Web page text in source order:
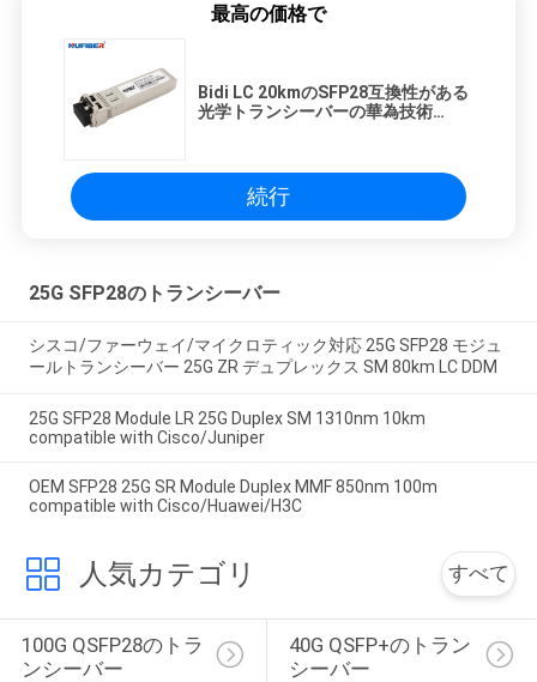
最高の価格で
Bidi LC 20kmのSFP28互換性がある
光学トランシーバーの華為技術
続行
25G SFP28のトランシーバー
シスコ/ファーウェイ/マイクロティック対応 25G SFP28 モジュ
ールトランシーバー 25G ZR デュプレックス SM 80km LC DDM
25G SFP28 Module LR 25G Duplex SM 1310nm 10km
compatible with Cisco/Juniper
OEM SFP28 25G SR Module Duplex MMF 850nm 100m
compatible with Cisco/Huawei/H3C
人気カテゴリ すべて
100G QSFP28のトラ
ンシーバー
40G QSFP+のトラン
シーバー